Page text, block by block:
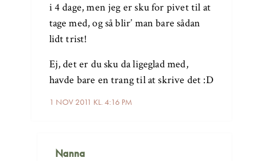
1 NOV 2011 KL. 4:16 PM
i 4 dage, men jeg er sku for pivet til at
tage med, og så blir’ man bare sådan
lidt trist!
Ej, det er du sku da ligeglad med,
havde bare en trang til at skrive det :D
Nanna